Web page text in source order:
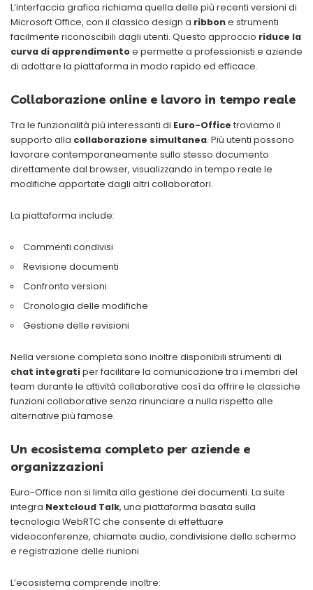
L’interfaccia grafica richiama quella delle più recenti versioni di
Microsoft Office, con il classico design a ribbone strumenti
facilmente riconoscibili dagli utenti. Questo approccio riduce la
curva di apprendimentoe permette a professionisti e aziende
di adottare la piattaforma in modo rapido ed efficace.
Collaborazione online e lavoro in tempo reale
Tra le funzionalità più interessanti di Euro-Office troviamo il
supporto alla collaborazione simultanea. Più utenti possono
lavorare contemporaneamente sullo stesso documento
direttamente dal browser, visualizzando in tempo reale le
modifiche apportate dagli altri collaboratori.
La piattaforma include:
Commenti condivisi
Revisione documenti
Confronto versioni
Cronologia delle modifiche
Gestione delle revisioni
Nella versione completa sono inoltre disponibili strumenti di
chat integratiper facilitare la comunicazione tra i membri del
team durante le attività collaborative così da offrire le classiche
funzioni collaborative senza rinunciare a nulla rispetto alle
alternative più famose.
Un ecosistema completo per aziende e
organizzazioni
Euro-Office non si limita alla gestione dei documenti. La suite
integra Nextcloud Talk, una piattaforma basata sulla
tecnologia WebRTC che consente di effettuare
videoconferenze, chiamate audio, condivisione dello schermo
e registrazione delle riunioni.
L’ecosistema comprende inoltre: